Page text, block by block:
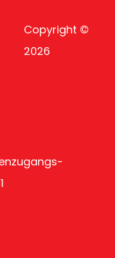
Copyright ©
2026